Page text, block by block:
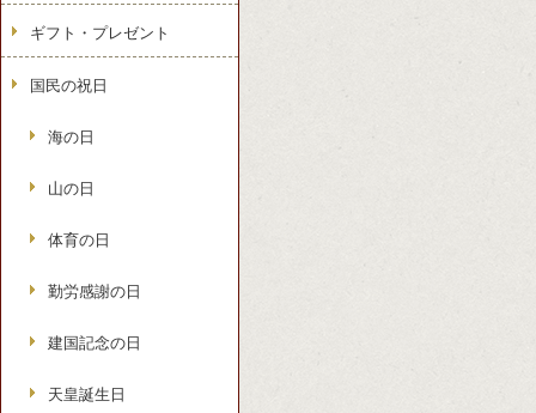
ギフト・プレゼント
国民の祝日
海の日
山の日
体育の日
勤労感謝の日
建国記念の日
天皇誕生日